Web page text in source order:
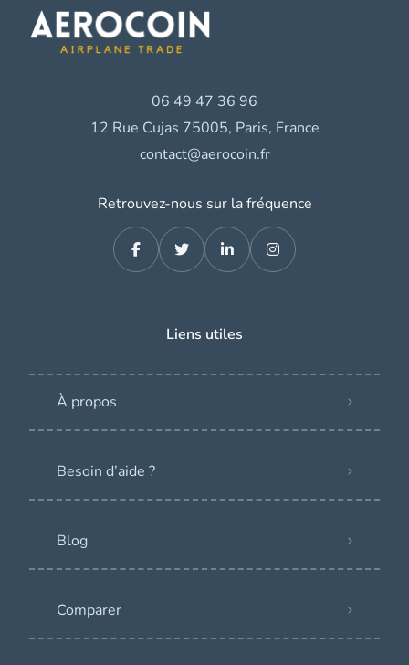
06 49 47 36 96
12 Rue Cujas 75005, Paris, France
contact@aerocoin.fr
Retrouvez-nous sur la fréquence
Liens utiles
À propos
Besoin d’aide ?
Blog
Comparer